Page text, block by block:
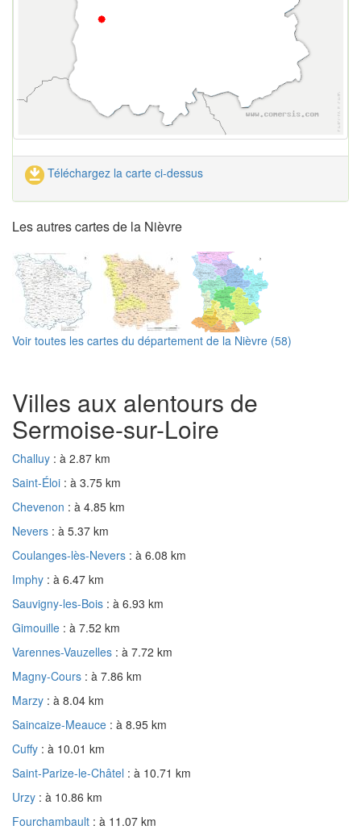
Téléchargez la carte ci-dessus
Les autres cartes de la Nièvre
Voir toutes les cartes du département de la Nièvre (58)
Villes aux alentours de
Sermoise-sur-Loire
Challuy : à 2.87 km
Saint-Éloi : à 3.75 km
Chevenon : à 4.85 km
Nevers : à 5.37 km
Coulanges-lès-Nevers : à 6.08 km
Imphy : à 6.47 km
Sauvigny-les-Bois : à 6.93 km
Gimouille : à 7.52 km
Varennes-Vauzelles : à 7.72 km
Magny-Cours : à 7.86 km
Marzy : à 8.04 km
Saincaize-Meauce : à 8.95 km
Cuffy : à 10.01 km
Saint-Parize-le-Châtel : à 10.71 km
Urzy : à 10.86 km
Fourchambault : à 11.07 km